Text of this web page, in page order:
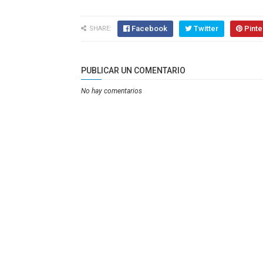
SHARE: Facebook Twitter
PUBLICAR UN COMENTARIO
No hay comentarios